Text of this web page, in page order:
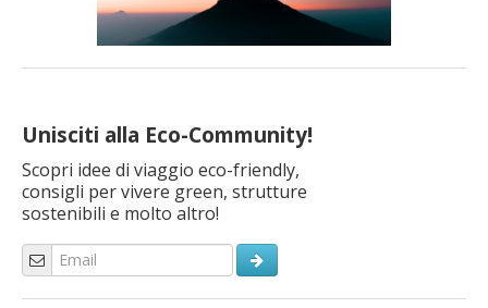
Unisciti alla Eco-Community!
Scopri idee di viaggio eco-friendly,
consigli per vivere green, strutture
sostenibili e molto altro!